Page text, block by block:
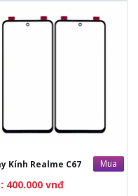
Kính Realme C67 Mua
400.000 vnđ